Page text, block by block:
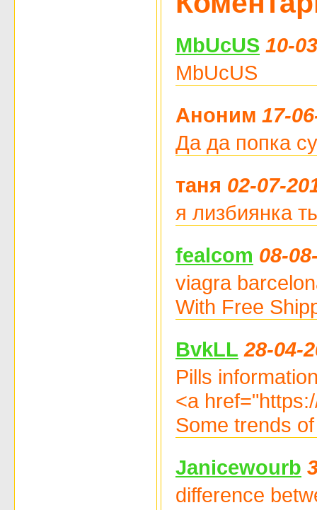
MbUcUS 10-
MbUcUS
Аноним 17-
Да да попка
таня 02-07-
я лизбиянка
fealcom 08-
viagra
With Free
BvkLL 28-04-
Pills
<a
Some trends
Janicewourb
difference